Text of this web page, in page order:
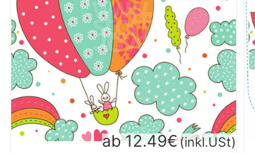
ab 12.49€(inkl.USt)